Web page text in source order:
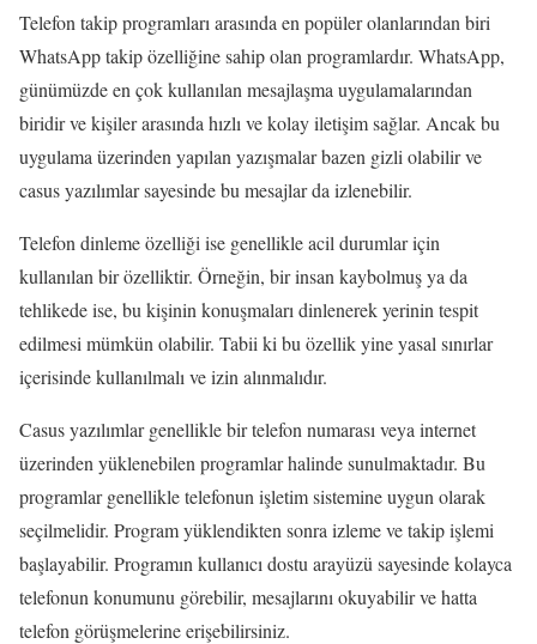
Telefon takip programları arasında en popüler olanlarından biri
WhatsApp takip özelliğine sahip olan programlardır. WhatsApp,
günümüzde en çok kullanılan mesajlaşma uygulamalarından
biridir ve kişiler arasında hızlı ve kolay iletişim sağlar. Ancak bu
uygulama üzerinden yapılan yazışmalar bazen gizli olabilir ve
casus yazılımlar sayesinde bu mesajlar da izlenebilir.
Telefon dinleme özelliği ise genellikle acil durumlar için
kullanılan bir özelliktir. Örneğin, bir insan kaybolmuş ya da
tehlikede ise, bu kişinin konuşmaları dinlenerek yerinin tespit
edilmesi mümkün olabilir. Tabii ki bu özellik yine yasal sınırlar
içerisinde kullanılmalı ve izin alınmalıdır.
Casus yazılımlar genellikle bir telefon numarası veya internet
üzerinden yüklenebilen programlar halinde sunulmaktadır. Bu
programlar genellikle telefonun işletim sistemine uygun olarak
seçilmelidir. Program yüklendikten sonra izleme ve takip işlemi
başlayabilir. Programın kullanıcı dostu arayüzü sayesinde kolayca
telefonun konumunu görebilir, mesajlarını okuyabilir ve hatta
telefon görüşmelerine erişebilirsiniz.